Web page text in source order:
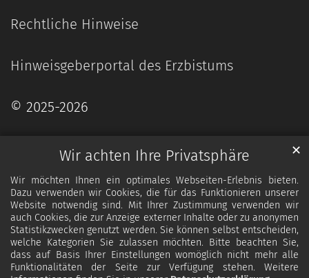
Wir achten Ihre Privatsphäre
Wir möchten Ihnen ein optimales Webseiten-Erlebnis bieten.
Dazu verwenden wir Cookies, die für das Funktionieren unserer
Website notwendig sind. Mit Ihrer Zustimmung verwenden wir
auch Cookies, die zur Anzeige externer Inhalte oder zu anonymen
Statistikzwecken genutzt werden. Sie können selbst entscheiden,
welche Kategorien Sie zulassen möchten. Bitte beachten Sie,
dass auf Basis Ihrer Einstellungen womöglich nicht mehr alle
Funktionalitäten der Seite zur Verfügung stehen. Weitere
✕
Rechtliche Hinweise
Hinweisgeberportal des Erzbistums
© 2025-2026